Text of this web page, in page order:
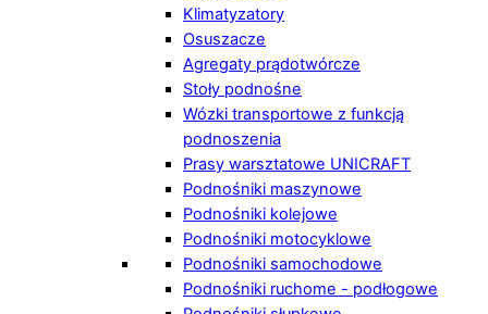
Klimatyzatory
Osuszacze
Agregaty prądotwórcze
Stoły podnośne
Wózki transportowe z funkcją
podnoszenia
Prasy warsztatowe UNICRAFT
Podnośniki maszynowe
Podnośniki kolejowe
Podnośniki motocyklowe
Podnośniki samochodowe
Podnośniki ruchome - podłogowe